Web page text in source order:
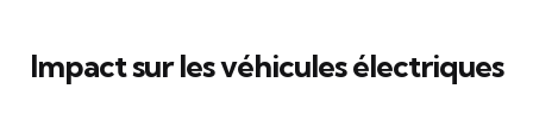
Impact sur les véhicules électriques